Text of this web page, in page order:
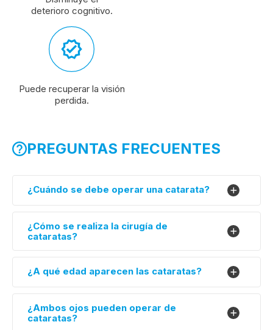
deterioro cognitivo.
Puede recuperar la visión
perdida.
PREGUNTAS FRECUENTES
¿Cuándo se debe operar una catarata?
¿Cómo se realiza la cirugía de
cataratas?
¿A qué edad aparecen las cataratas?
¿Ambos ojos pueden operar de
cataratas?